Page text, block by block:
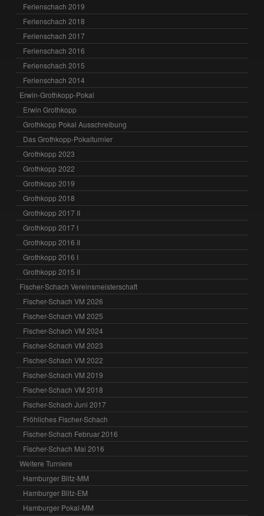
Ferienschach 2019
Ferienschach 2018
Ferienschach 2017
Ferienschach 2016
Ferienschach 2015
Ferienschach 2014
Erwin-Grothkopp-Pokal
Erwin Grothkopp
Grothkopp Pokal Ausschreibung
Das Grothkopp-Pokalturnier
Grothkopp 2023
Grothkopp 2022
Grothkopp 2019
Grothkopp 2018
Grothkopp 2017 II
Grothkopp 2017 I
Grothkopp 2016 II
Grothkopp 2016 I
Grothkopp 2015 II
Fischer-Schach Vereinsmeisterschaft
Fischer-Schach VM 2026
Fischer-Schach VM 2025
Fischer-Schach VM 2024
Fischer-Schach VM 2023
Fischer-Schach VM 2022
Fischer-Schach VM 2019
Fischer-Schach VM 2018
Fischer-Schach Juni 2017
Fröhliches Fischer-Schach
Fischer-Schach Februar 2016
Fischer-Schach Mai 2016
Weitere Turniere
Hamburger Blitz-MM
Hamburger Blitz-EM
Hamburger Pokal-MM